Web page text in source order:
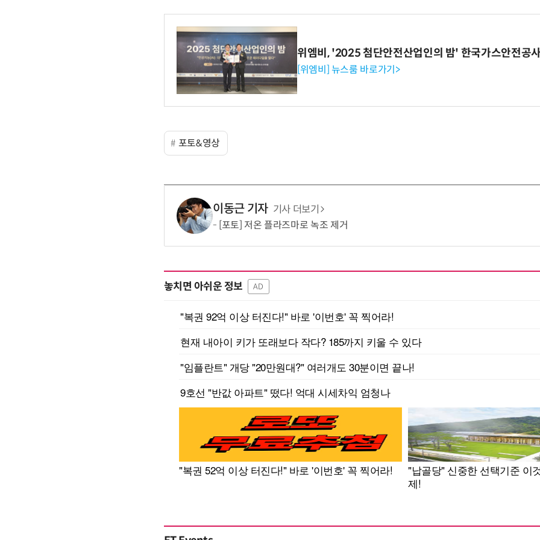
위엠비, '2025 첨단안전산업인의 밤' 한국가스안전공
[위엠비] 뉴스룸 바로가기>
포토&영상
이동근 기자 기사 더보기
[포토] 저온 플라즈마로 녹조 제거
놓치면 아쉬운 정보 AD